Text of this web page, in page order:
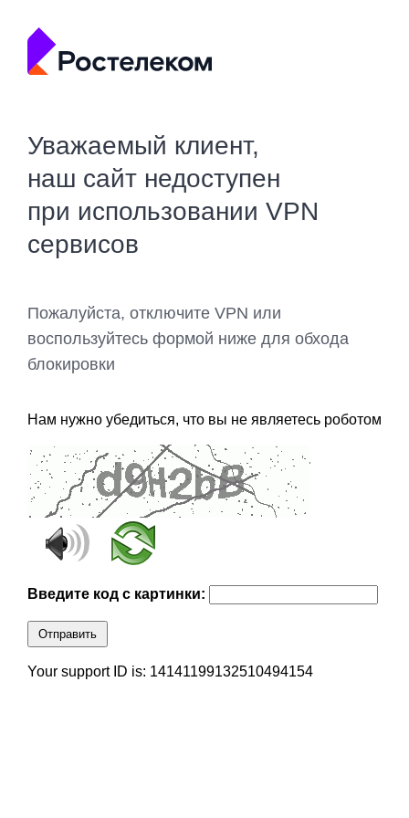
Уважаемый клиент,
наш сайт недоступен
при использовании VPN
сервисов
Пожалуйста, отключите VPN или
воспользуйтесь формой ниже для обхода
блокировки
Нам нужно убедиться, что вы не являетесь роботом
Введите код с картинки:
Отправить
Your support ID is: 14141199132510494154